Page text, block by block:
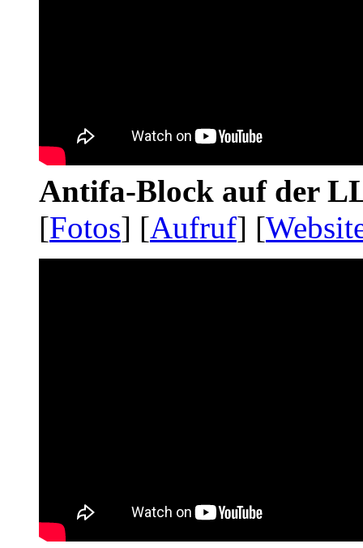
Antifa-Block auf der
[Fotos] [Aufruf] [